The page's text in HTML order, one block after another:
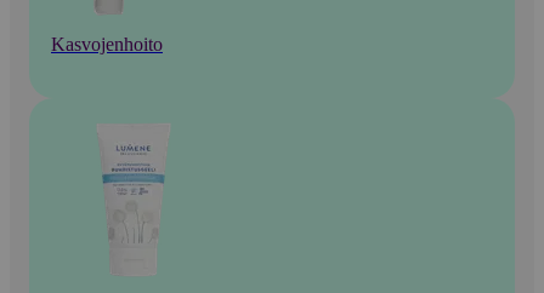
Kasvojenhoito